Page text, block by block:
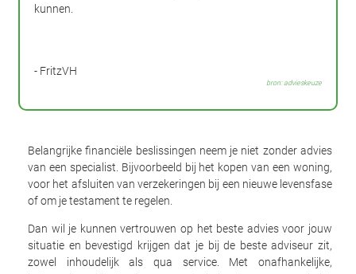
kunnen.
- FritzVH
bron: advieskeuze
Belangrijke financiële beslissingen neem je niet zonder advies
van een specialist. Bijvoorbeeld bij het kopen van een woning,
voor het afsluiten van verzekeringen bij een nieuwe levensfase
of om je testament te regelen.
Dan wil je kunnen vertrouwen op het beste advies voor jouw
situatie en bevestigd krijgen dat je bij de beste adviseur zit,
zowel inhoudelijk als qua service. Met onafhankelijke,